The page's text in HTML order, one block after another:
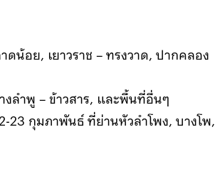
น้อย, เยาวราช – ทรงวาด, ปากคลอง
ลำพู​ – ข้าวสาร, และพื้นที่อื่นๆ
23 กุมภาพันธ์ ที่ย่านหัวลำโพง, บางโพ,